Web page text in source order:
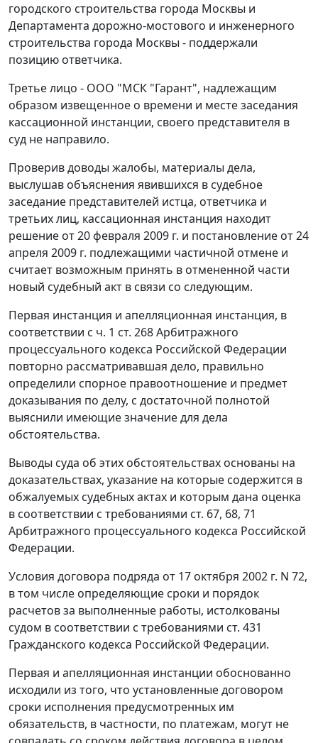
городского строительства города Москвы и
Департамента дорожно-мостового и инженерного
строительства города Москвы - поддержали
позицию ответчика.
Третье лицо - ООО "МСК "Гарант", надлежащим
образом извещенное о времени и месте заседания
кассационной инстанции, своего представителя в
суд не направило.
Проверив доводы жалобы, материалы дела,
выслушав объяснения явившихся в судебное
заседание представителей истца, ответчика и
третьих лиц, кассационная инстанция находит
решение от 20 февраля 2009 г. и постановление от 24
апреля 2009 г. подлежащими частичной отмене и
считает возможным принять в отмененной части
новый судебный акт в связи со следующим.
Первая инстанция и апелляционная инстанция, в
соответствии с ч. 1 ст. 268Арбитражного
процессуального кодекса Российской Федерации
повторно рассматривавшая дело, правильно
определили спорное правоотношение и предмет
доказывания по делу, с достаточной полнотой
выяснили имеющие значение для дела
обстоятельства.
Выводы суда об этих обстоятельствах основаны на
доказательствах, указание на которые содержится в
обжалуемых судебных актах и которым дана оценка
в соответствии с требованиями ст. 67, 68, 71
Арбитражного процессуального кодекса Российской
Федерации.
Условия договора подряда от 17 октября 2002 г. N 72,
в том числе определяющие сроки и порядок
расчетов за выполненные работы, истолкованы
судом в соответствии с требованиями ст. 431
Гражданского кодекса Российской Федерации.
Первая и апелляционная инстанции обоснованно
исходили из того, что установленные договором
сроки исполнения предусмотренных им
обязательств, в частности, по платежам, могут не